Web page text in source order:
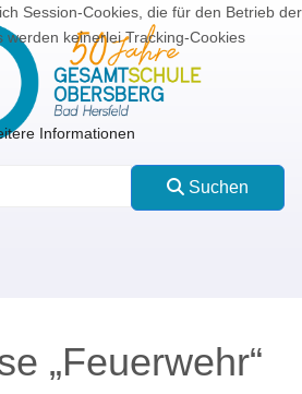
Suchen
„Feuerwehr“
Session-Cookies, die für den Betrieb der
werden keinerlei Tracking-Cookies
Informationen